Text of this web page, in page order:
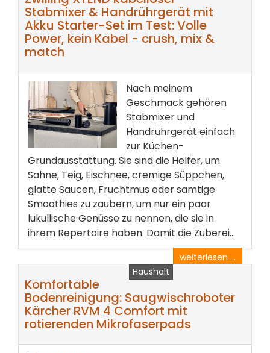
Stabmixer & Handrührgerät mit
Akku Starter-Set im Test: Volle
Power, kein Kabel - crush, mix &
match
Nach meinem
Geschmack gehören
Stabmixer und
Handrührgerät einfach
zur Küchen-
Grundausstattung. Sie sind die Helfer, um
Sahne, Teig, Eischnee, cremige Süppchen,
glatte Saucen, Fruchtmus oder samtige
Smoothies zu zaubern, um nur ein paar
lukullische Genüsse zu nennen, die sie in
ihrem Repertoire haben. Damit die Zuberei...
weiterlesen ...
Haushalt
Komfortable
Bodenreinigung: Saugwischroboter
Kärcher RVM 4 Comfort mit
rotierenden Mikrofaserpads